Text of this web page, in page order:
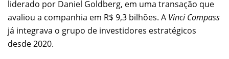
liderado por Daniel Goldberg, em uma transação que
avaliou a companhia em R$ 9,3 bilhões. A Vinci Compass
já integrava o grupo de investidores estratégicos
desde 2020.